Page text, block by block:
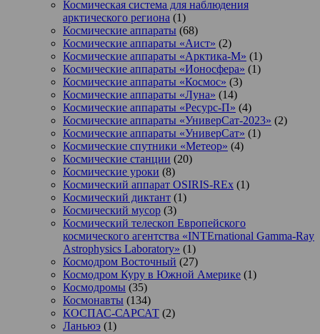
Космическая система для наблюдения
арктического региона (1)
Космические аппараты (68)
Космические аппараты «Аист» (2)
Космические аппараты «Арктика-М» (1)
Космические аппараты «Ионосфера» (1)
Космические аппараты «Космос» (3)
Космические аппараты «Луна» (14)
Космические аппараты «Ресурс-П» (4)
Космические аппараты «УниверСат-2023» (2)
Космические аппараты «УниверСат» (1)
Космические спутники «Метеор» (4)
Космические станции (20)
Космические уроки (8)
Космический аппарат OSIRIS-REx (1)
Космический диктант (1)
Космический мусор (3)
Космический телескоп Европейского
космического агентства «INTErnational Gamma-Ray
Astrophysics Laboratory» (1)
Космодром Восточный (27)
Космодром Куру в Южной Америке (1)
Космодромы (35)
Космонавты (134)
КОСПАС-САРСАТ (2)
Ланьюэ (1)